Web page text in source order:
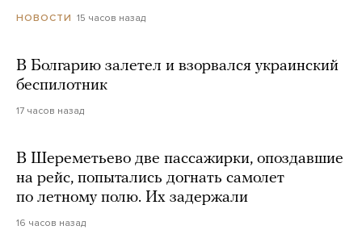
НОВОСТИ 15 часов назад
В Болгарию залетел и взорвался украинский
беспилотник
17 часов назад
В Шереметьево две пассажирки, опоздавшие
на рейс, попытались догнать самолет
по летному полю. Их задержали
16 часов назад